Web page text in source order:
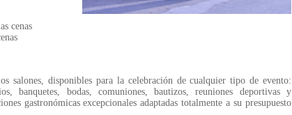
cenas
salones, disponibles para la celebración de cualquier tipo de evento:
banquetes, bodas, comuniones, bautizos, reuniones deportivas y
gastronómicas excepcionales adaptadas totalmente a su presupuesto